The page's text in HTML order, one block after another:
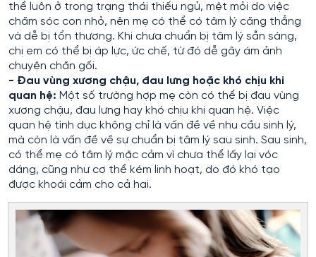
thể luôn ở trong trạng thái thiếu ngủ, mệt mỏi do việc
chăm sóc con nhỏ, nên mẹ có thể có tâm lý căng thẳng
và dễ bị tổn thương. Khi chưa chuẩn bị tâm lý sẵn sàng,
chị em có thể bị áp lực, ức chế, từ đó dễ gây ám ảnh
chuyện chăn gối.
- Đau vùng xương chậu, đau lưng hoặc khó chịu khi
quan hệ: Một số trường hợp mẹ còn có thể bị đau vùng
xương chậu, đau lưng hay khó chịu khi quan hệ. Việc
quan hệ tình dục không chỉ là vấn đề về nhu cầu sinh lý,
mà còn là vấn đề về sự chuẩn bị tâm lý sau sinh. Sau sinh,
có thể mẹ có tâm lý mặc cảm vì chưa thể lấy lại vóc
dáng, cũng như cơ thể kém linh hoạt, do đó khó tạo
được khoái cảm cho cả hai.